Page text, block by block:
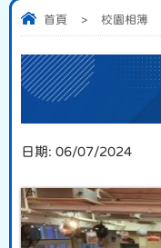
首頁 > 校園相簿
日期: 06/07/2024